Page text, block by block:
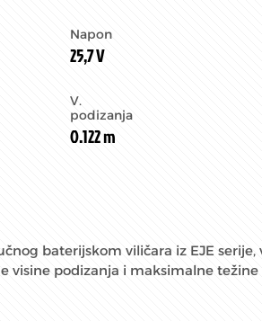
Napon
25,7 V
V.
podizanja
0.122 m
baterijskom viličara iz EJE serije,
visine podizanja i maksimalne težine